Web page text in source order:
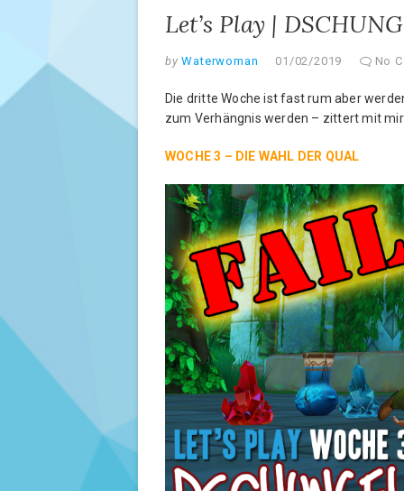
Let’s Play |
by Waterwoman 01/02/2019 No
Die dritte Woche ist fast rum aber
zum Verhängnis werden – zittert mit
WOCHE 3 – DIE WAHL DER QUAL